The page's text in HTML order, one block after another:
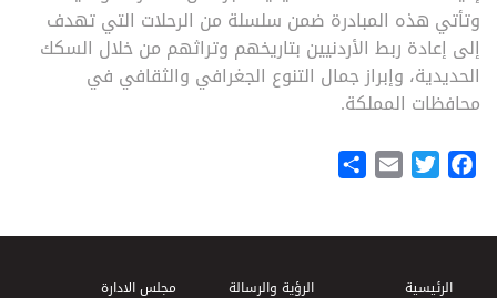
وتأتي هذه المبادرة ضمن سلسلة من الرحلات التي تهدف
إلى إعادة ربط الأردنيين بتاريخهم وتراثهم من خلال السكك
الحديدية، وإبراز جمال التنوع الجغرافي والثقافي في
محافظات المملكة.
Facebook
Twitter
Email
Footer Menu
الرئيسية الرؤية والرسالة
مجلس الادارة